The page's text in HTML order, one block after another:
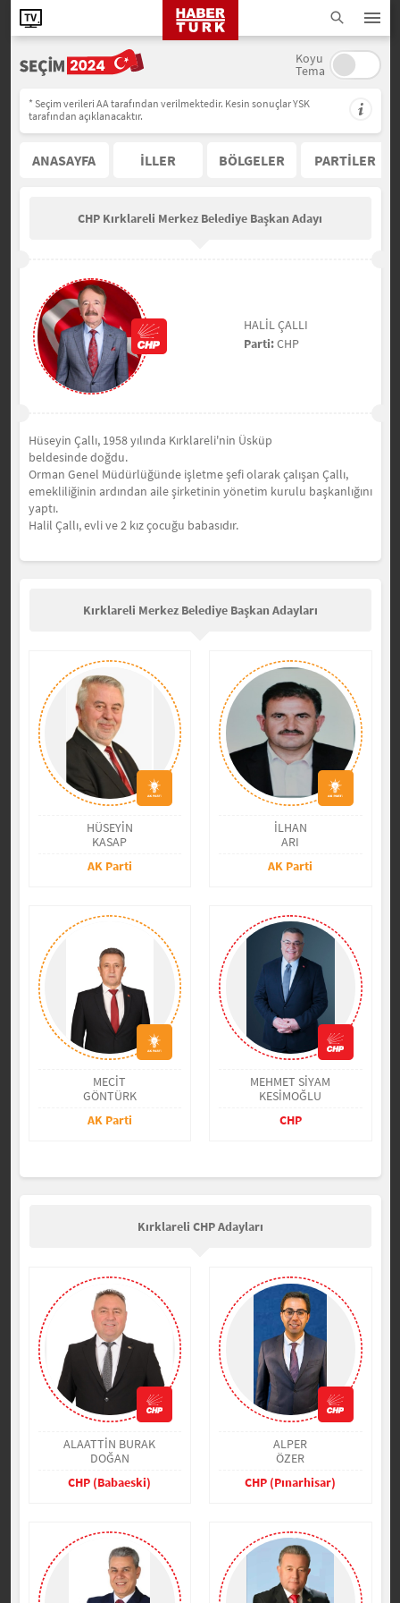
Koyu
Tema
* Seçim verileri AA tarafından verilmektedir. Kesin sonuçlar YSK
tarafından açıklanacaktır.
ANASAYFA İLLER BÖLGELER PARTİLER
CHP Kırklareli Merkez Belediye Başkan Adayı
HALİL ÇALLI
Parti:CHP
Hüseyin Çallı, 1958 yılında Kırklareli'nin Üsküp
beldesinde doğdu.
Orman Genel Müdürlüğünde işletme şefi olarak çalışan Çallı,
emekliliğinin ardından aile şirketinin yönetim kurulu başkanlığını
yaptı.
Halil Çallı, evli ve 2 kız çocuğu babasıdır.
Kırklareli Merkez Belediye Başkan Adayları
HÜSEYİN
KASAP
AK Parti
İLHAN
ARI
AK Parti
MECİT
GÖNTÜRK
AK Parti
MEHMET SİYAM
KESİMOĞLU
CHP
Kırklareli CHP Adayları
ALAATTİN BURAK
DOĞAN
CHP (Babaeski)
ALPER
ÖZER
CHP (Pınarhisar)